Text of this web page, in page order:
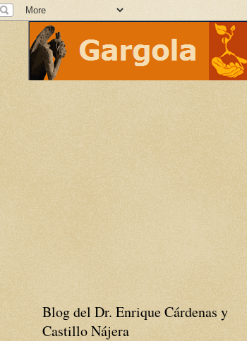
Blog del Dr. Enrique Cárdenas y
Castillo Nájera